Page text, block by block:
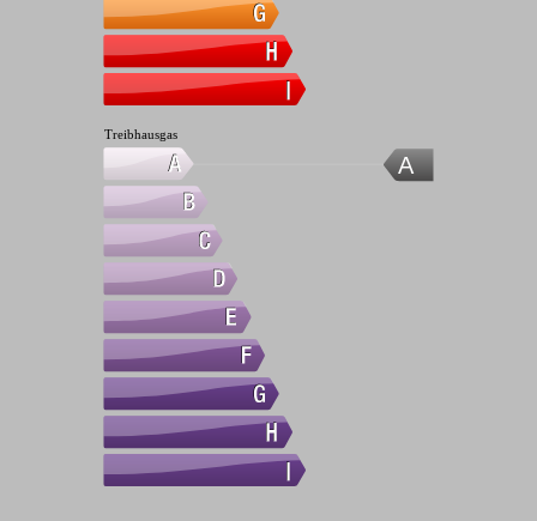
A
Treibhausgas